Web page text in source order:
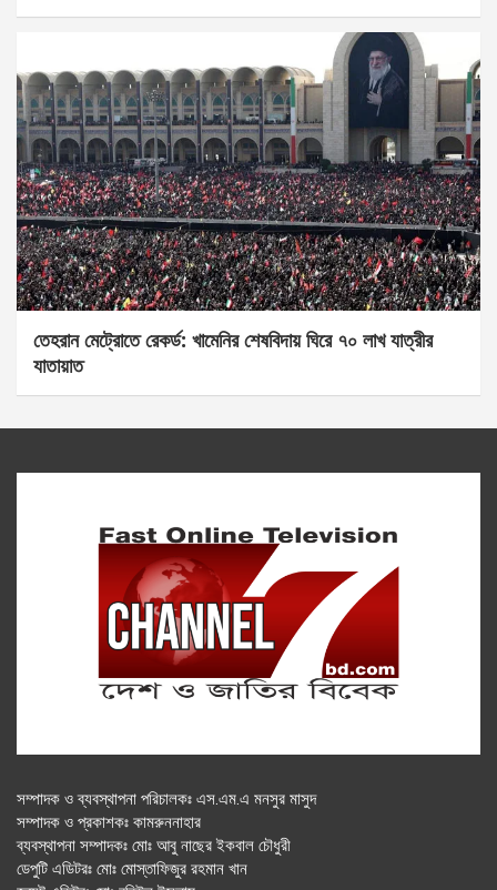
তেহরান মেট্রোতে রেকর্ড: খামেনির শেষবিদায় ঘিরে ৭০ লাখ যাত্রীর
যাতায়াত
সম্পাদক ও ব্যবস্থাপনা পরিচালকঃ এস.এম.এ মনসুর মাসুদ
সম্পাদক ও প্রকাশকঃ কামরুননাহার
ব্যবস্থাপনা সম্পাদকঃ মোঃ আবু নাছের ইকবাল চৌধুরী
ডেপুটি এডিটরঃ মোঃ মোস্তাফিজুর রহমান খান